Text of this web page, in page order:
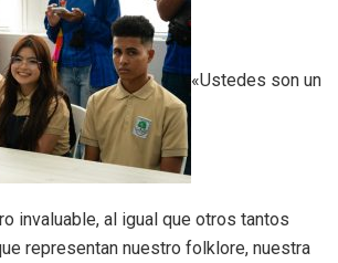
«Ustedes son un
invaluable, al igual que otros tantos
representan nuestro folklore, nuestra